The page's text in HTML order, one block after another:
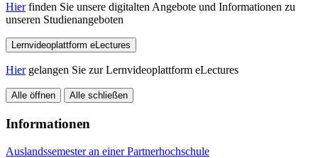
Hierfinden Sie unsere digitalten Angebote und Informationen zu
unseren Studienangeboten
Lernvideoplattform eLectures
Hiergelangen Sie zur Lernvideoplattform eLectures
Alle öffnen Alle schließen
Informationen
Auslandssemester an einer Partnerhochschule